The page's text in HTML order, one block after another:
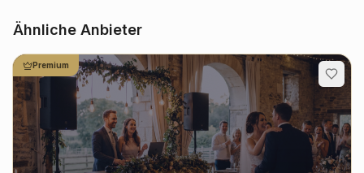
Ähnliche Anbieter
Premium